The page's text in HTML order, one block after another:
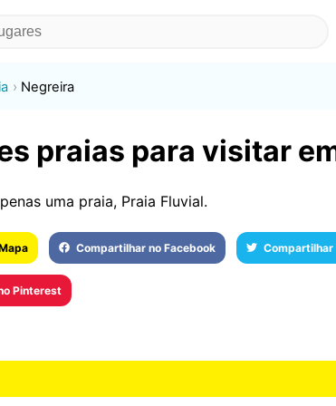
Negreira
praias para visitar
uma praia, Praia Fluvial.
Compartilhar no Facebook
Pinterest